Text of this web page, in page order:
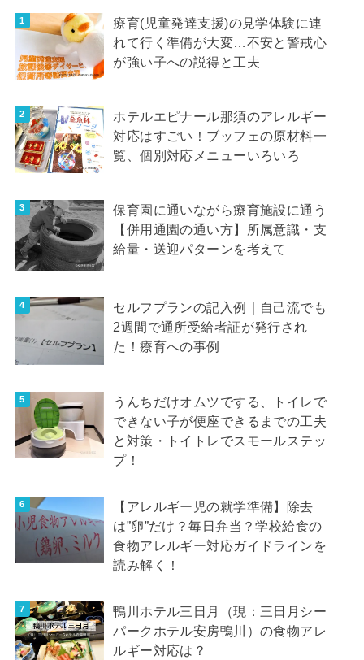
療育(児童発達支援)の見学体験に連
れて行く準備が大変…不安と警戒心
が強い子への説得と工夫
ホテルエピナール那須のアレルギー
対応はすごい！ブッフェの原材料一
覧、個別対応メニューいろいろ
保育園に通いながら療育施設に通う
【併用通園の通い方】所属意識・支
給量・送迎パターンを考えて
セルフプランの記入例｜自己流でも
2週間で通所受給者証が発行され
た！療育への事例
うんちだけオムツでする、トイレで
できない子が便座できるまでの工夫
と対策・トイトレでスモールステッ
プ！
【アレルギー児の就学準備】除去
は”卵”だけ？毎日弁当？学校給食の
食物アレルギー対応ガイドラインを
読み解く！
鴨川ホテル三日月（現：三日月シー
パークホテル安房鴨川）の食物アレ
ルギー対応は？